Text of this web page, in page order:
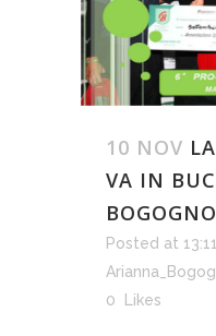
10 NOV
VA IN
Posted at
0
Likes